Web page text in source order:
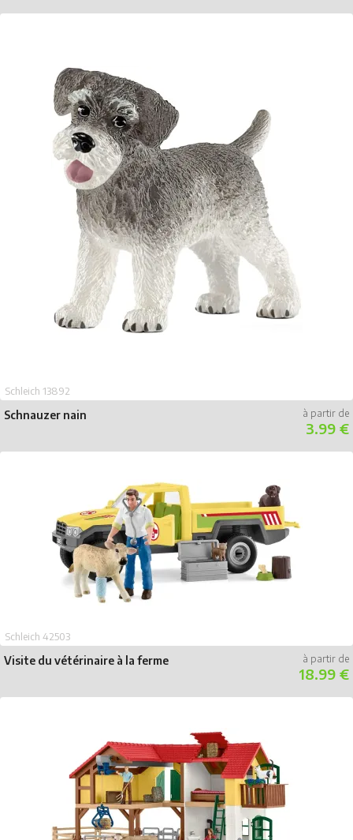
Schnauzer nain
Schleich 13892
3.99 €
Visite du vétérinaire à la ferme
Schleich 42503
18.99 €